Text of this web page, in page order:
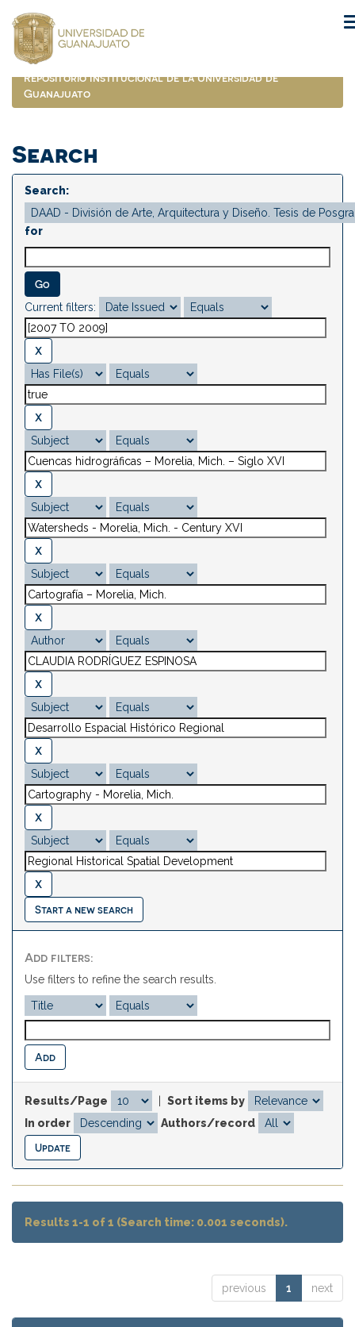
navigation
Repositorio Institucional de la Universidad de
Guanajuato
Search
Search:
for
Current filters:
Start a new search
Add filters:
Use filters to refine the search results.
Results/Page
Sort items by
In order
Authors/record
Results 1-1 of 1 (Search time: 0.001 seconds).
previous 1 next